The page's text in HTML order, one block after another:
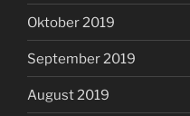
Oktober 2019
September 2019
August 2019